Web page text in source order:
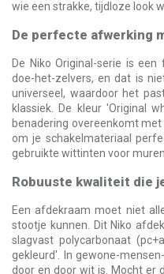
wie een strakke, tijdloze look
De perfecte afwerking
De Niko Original-serie is
doe-het-zelvers, en dat is
universeel, waardoor het
klassiek. De kleur 'Original
benadering overeenkomt
om je schakelmateriaal
gebruikte wittinten voor
Robuuste kwaliteit die
Een afdekraam moet niet
stootje kunnen. Dit Niko
slagvast polycarbonaat
gekleurd'. In gewone-
door en door wit is. Mocht er